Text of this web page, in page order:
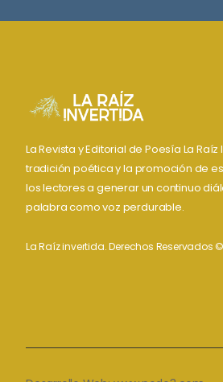
La Revista y Editorial de Poesía La
tradición poética y la promoción de
los lectores a generar un continuo
palabra como voz perdurable.
La Raíz invertida. Derechos Reservados